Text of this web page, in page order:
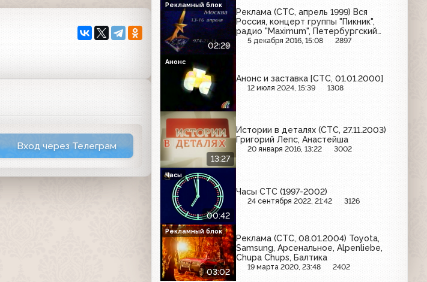
Вход через Телеграм
02:29
Реклама (СТС, апрель 1999) Вся
Россия, концерт группы "Пикник",
радио "Maximum", Петербургский
телезритель
5 декабря 2016, 15:08 2897
Рекламный блок
Анонс и заставка [СТС, 01.01.2000]
12 июля 2024, 15:39 1308
Анонс
13:27
Истории в деталях (СТС, 27.11.2003)
Григорий Лепс, Анастейша
20 января 2016, 13:22 3002
00:42
Часы СТС (1997-2002)
24 сентября 2022, 21:42 3126
Часы
03:02
Реклама (СТС, 08.01.2004) Toyota,
Samsung, Арсенальное, Alpenliebe,
Chupa Chups, Балтика
19 марта 2020, 23:48 2402
Рекламный блок